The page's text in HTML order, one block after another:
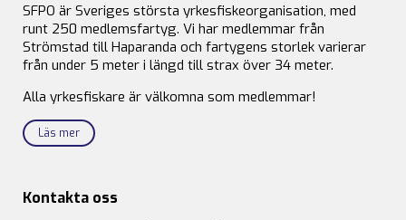
SFPO är Sveriges största yrkesfiskeorganisation, med
runt 250 medlemsfartyg. Vi har medlemmar från
Strömstad till Haparanda och fartygens storlek varierar
från under 5 meter i längd till strax över 34 meter.
Alla yrkesfiskare är välkomna som medlemmar!
Läs mer
Kontakta oss